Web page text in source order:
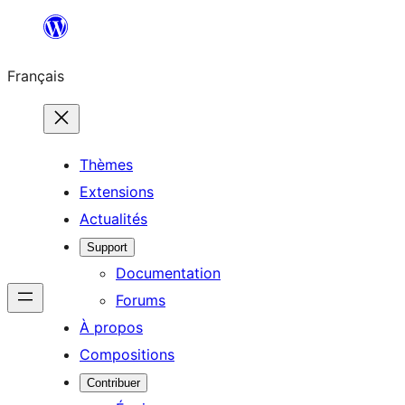
contenu
Français
Thèmes
Extensions
Actualités
Support
Documentation
Forums
À propos
Compositions
Contribuer